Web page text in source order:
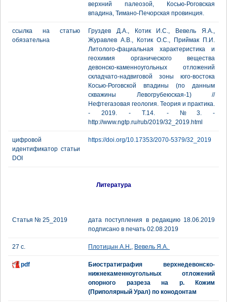
верхний палеозой, Косью-Роговская
впадина, Тимано-Печорская провинция.
ссылка на статью
обязательна
Груздев Д.А., Котик И.С., Вевель Я.А.,
Журавлев А.В., Котик О.С., Приймак П.И.
Литолого-фациальная характеристика и
геохимия органического вещества
девонско-каменноугольных отложений
складчато-надвиговой зоны юго-востока
Косью-Роговской впадины (по данным
скважины Левогрубеюская-1) //
Нефтегазовая геология. Теория и практика.
- 2019. - Т.14. - №3. -
http://www.ngtp.ru/rub/2019/32_2019.html
цифровой
идентификатор статьи
DOI
https://doi.org/10.17353/2070-5379/32_2019
Литература
Статья № 25_2019
дата поступления в редакцию 18.06.2019
подписано в печать 02.08.2019
27 с. Плотицын А.Н., Вевель Я.А.
pdf
Биостратиграфия верхнедевонско-
нижнекаменноугольных отложений
опорного разреза на р. Кожим
(Приполярный Урал) по конодонтам